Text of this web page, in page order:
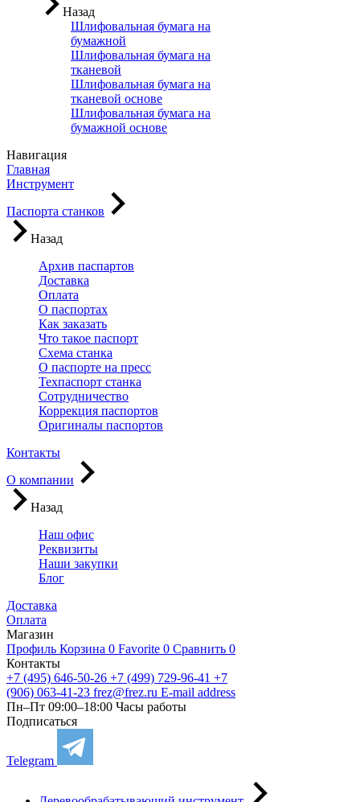
Назад
Шлифовальная бумага на
бумажной
Шлифовальная бумага на
тканевой
Шлифовальная бумага на
тканевой основе
Шлифовальная бумага на
бумажной основе
Навигация
Главная
Инструмент
Паспорта станков
Назад
Архив паспартов
Доставка
Оплата
О паспортах
Как заказать
Что такое паспорт
Схема станка
О паспорте на пресс
Техпаспорт станка
Сотрудничество
Коррекция паспортов
Оригиналы паспортов
Контакты
О компании
Назад
Наш офис
Реквизиты
Наши закупки
Блог
Доставка
Оплата
Магазин
Профиль Корзина 0 Favorite 0 Сравнить 0
Контакты
+7 (495) 646-50-26 +7 (499) 729-96-41 +7
(906) 063-41-23 frez@frez.ru E-mail address
Пн–Пт 09:00–18:00 Часы работы
Подписаться
Telegram